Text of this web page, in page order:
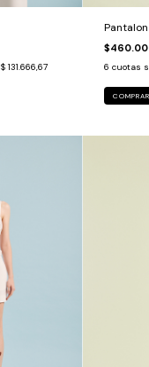
$ 131.666,67
Pantalon
6 cuotas
COMPRAR